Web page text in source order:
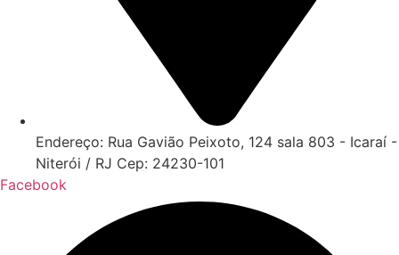
Endereço: Rua Gavião Peixoto, 124 sala 803 - Icaraí -
Niterói / RJ Cep: 24230-101
Facebook